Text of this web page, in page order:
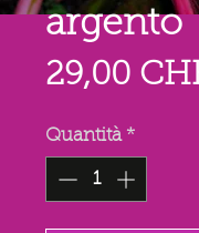
argento
29,00
Quantità *